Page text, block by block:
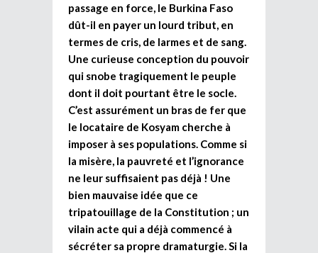
passage en force, le Burkina Faso
dût-il en payer un lourd tribut, en
termes de cris, de larmes et de sang.
Une curieuse conception du pouvoir
qui snobe tragiquement le peuple
dont il doit pourtant être le socle.
C’est assurément un bras de fer que
le locataire de Kosyam cherche à
imposer à ses populations. Comme si
la misère, la pauvreté et l’ignorance
ne leur suffisaient pas déjà ! Une
bien mauvaise idée que ce
tripatouillage de la Constitution ; un
vilain acte qui a déjà commencé à
sécréter sa propre dramaturgie. Si la